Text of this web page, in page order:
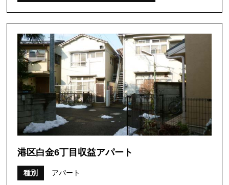
港区白金6丁目収益アパート
種別 アパート